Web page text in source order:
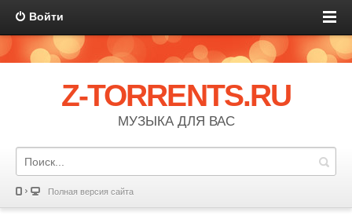
Войти
Z-TORRENTS.RU
МУЗЫКА ДЛЯ ВАС
Полная версия сайта